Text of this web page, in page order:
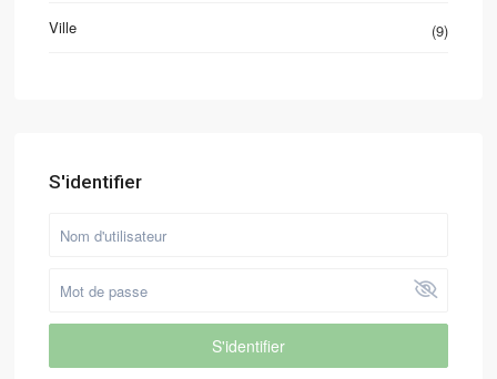
Ville (9)
S'identifier
S'identifier